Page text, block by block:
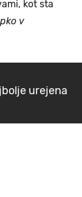
kot sta
v
urejena